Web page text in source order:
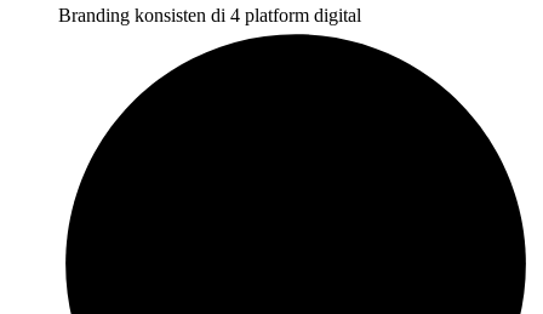
Branding konsisten di 4 platform digital